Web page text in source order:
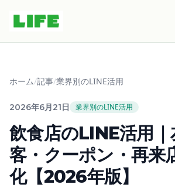
ホーム/記事/業界別のLINE活用
2026年6月21日 業界別のLINE活用
飲食店のLINE活用
客・クーポン・再来
化【2026年版】